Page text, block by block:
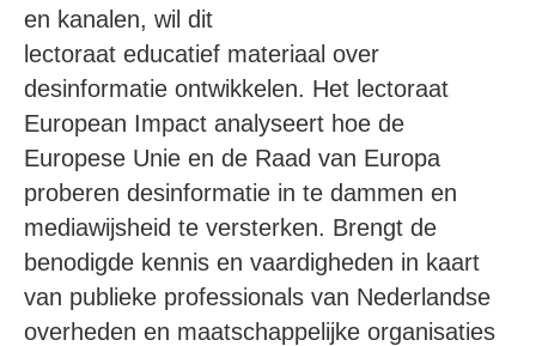
en kanalen, wil dit
lectoraat educatief materiaal over
desinformatie ontwikkelen. Het lectoraat
European Impact analyseert hoe de
Europese Unie en de Raad van Europa
proberen desinformatie in te dammen en
mediawijsheid te versterken. Brengt de
benodigde kennis en vaardigheden in kaart
van publieke professionals van Nederlandse
overheden en maatschappelijke organisaties